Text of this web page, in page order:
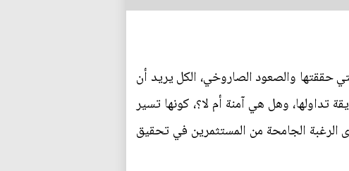
حققتها والصعود الصاروخي، الكل يريد أن
تداولها، وهل هي آمنة أم لا؟، كونها تسير
الجامحة من المستثمرين في تحقيق